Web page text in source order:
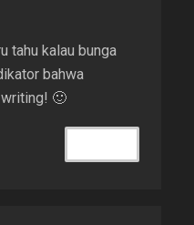
tahu kalau bunga
bahwa
🙂